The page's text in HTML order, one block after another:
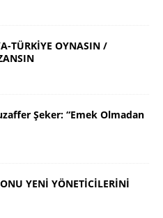
TÜRKİYE OYNASIN /
Şeker: “Emek Olmadan
YENİ YÖNETİCİLERİNİ